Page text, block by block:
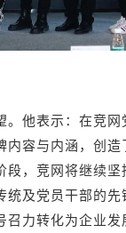
他表示：在竞
容与内涵，创
，竞网将继续
及党员干部的
力转化为企业